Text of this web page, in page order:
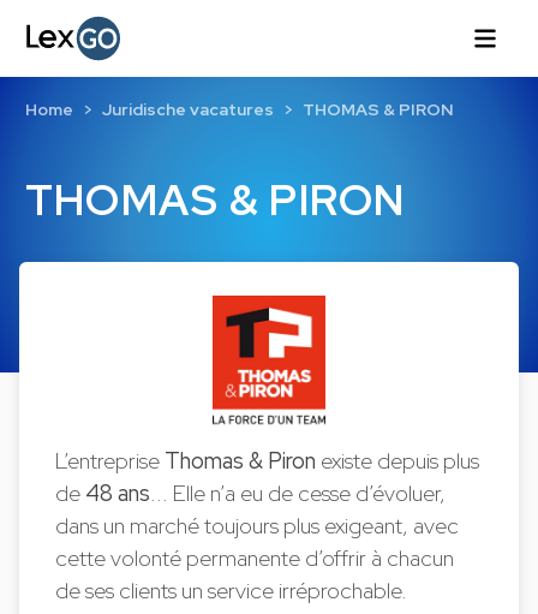
THOMAS & PIRON
Home Juridische vacatures THOMAS & PIRON
L’entreprise Thomas & Piron existe depuis plus
de 48 ans... Elle n’a eu de cesse d’évoluer,
dans un marché toujours plus exigeant, avec
cette volonté permanente d’offrir à chacun
de ses clients un service irréprochable.